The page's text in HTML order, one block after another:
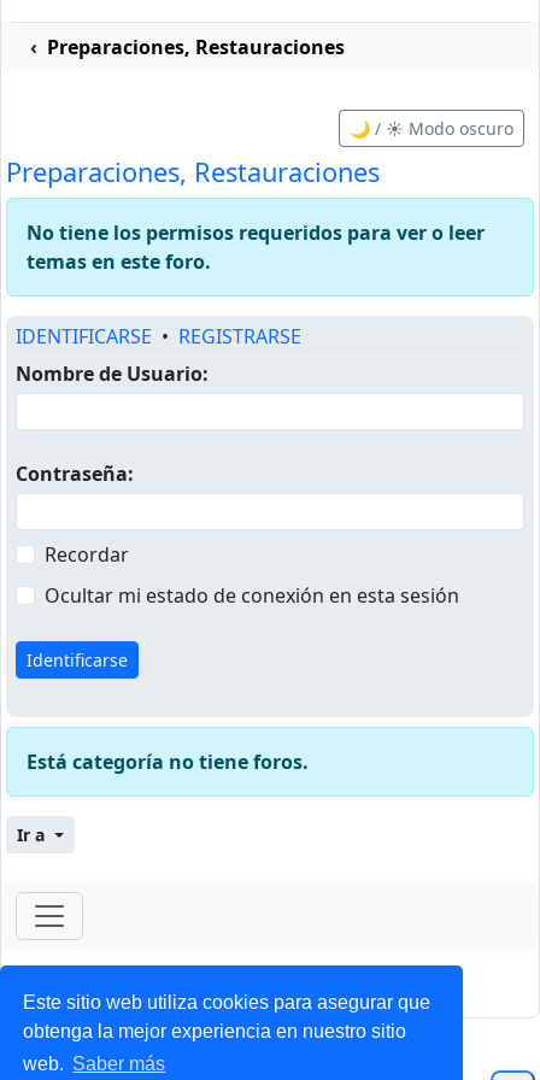
Este sitio web utiliza cookies para asegurar que
obtenga la mejor experiencia en nuestro sitio
web. Saber más
Preparaciones, Restauraciones
🌙 / ☀️ Modo oscuro
Preparaciones, Restauraciones
No tiene los permisos requeridos para ver o leer
temas en este foro.
IDENTIFICARSE • REGISTRARSE
Nombre de Usuario:
Contraseña:
Recordar
Ocultar mi estado de conexión en esta sesión
Está categoría no tiene foros.
Ir a
ForoClub 2025
Privacidad| Condiciones